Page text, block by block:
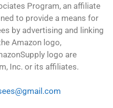
Program, an affiliate
to provide a means for
by advertising and linking
Amazon logo,
logo are
Inc. or its affiliates.